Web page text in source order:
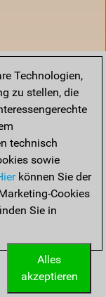
Technologien,
zu stellen, die
technisch
sowie
können Sie der
Cookies
Sie in
Alles
akzeptieren